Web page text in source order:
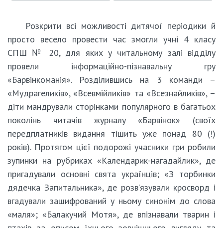
Розкрити всі можливості дитячої періодики й
просто весело провести час змогли учні 4 класу
СПШ № 20, для яких у читальному залі відділу
провели інформаційно-пізнавальну гру
«Барвінкоманія». Розділившись на 3 команди –
«Мудрагеликів», «Всевмійликів» та «Всезнайликів», –
діти мандрували сторінками популярного в багатьох
поколінь читачів журналу «Барвінок» (своїх
передплатників видання тішить уже понад 80 (!)
років). Протягом цієї подорожі учасники гри робили
зупинки на рубриках «Календарик-нагадайлик», де
пригадували основні свята українців; «З торбинки
дядечка Запитальника», де розв’язували кросворд і
вгадували зашифрований у ньому синонім до слова
«маля»; «Балакучий Мотя», де впізнавали тварин і